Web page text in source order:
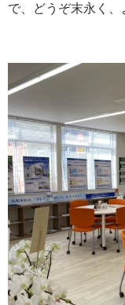
で、どうぞ末永く、